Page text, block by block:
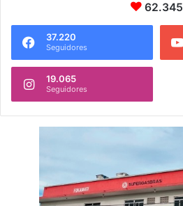
62.345
37.220
Seguidores
19.065
Seguidores